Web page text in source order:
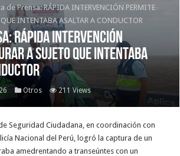
de Prensa: RÁPIDA INTERVENCIÓN PERMITE
INTENTABA ASALTAR A CONDUCTOR
RÁPIDA INTERVENCIÓN
A SUJETO QUE INTENTABA
Otros 211 Views
Seguridad Ciudadana, en coordinación con
Nacional del Perú, logró la captura de un
amedrentando a transeúntes con un